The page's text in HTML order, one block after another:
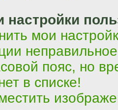
мои
пояс, но
в списке!